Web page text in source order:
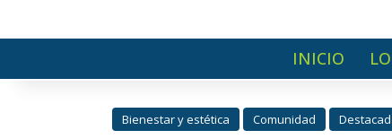
INICIO
Bienestar y estética Comunidad